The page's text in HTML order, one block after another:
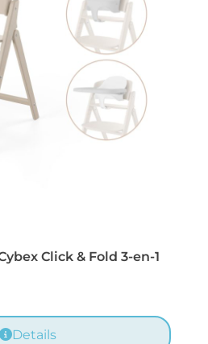
Click & Fold 3-en-1
Details